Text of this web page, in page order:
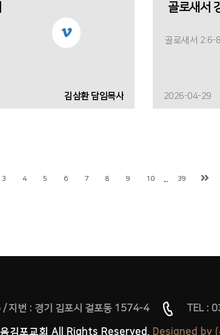
김삼환 담임목사
골로새서
골로새서 2:6-8
2026-04-29
3 4 5 6 7 8 9 10 ... 39
/ 지번 : 경기 김포시 걸포동 1574-4 TEL :
김포교회 All Rights Reserved. Designed by (